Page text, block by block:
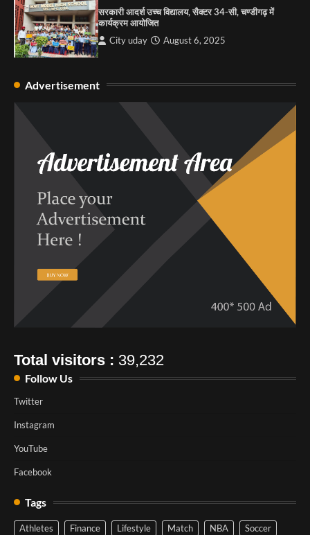
सरकारी आदर्श उच्च विद्यालय, सैक्टर 34-सी, चण्डीगढ़ में
कार्यक्रम आयोजित
City uday August 6, 2025
Advertisement
Total visitors : 39,232
Follow Us
Twitter
Instagram
YouTube
Facebook
Tags
Athletes Finance Lifestyle Match NBA Soccer